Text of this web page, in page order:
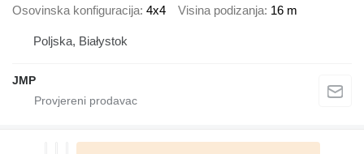
Osovinska konfiguracija 4x4 Visina podizanja 16 m
Poljska, Białystok
JMP